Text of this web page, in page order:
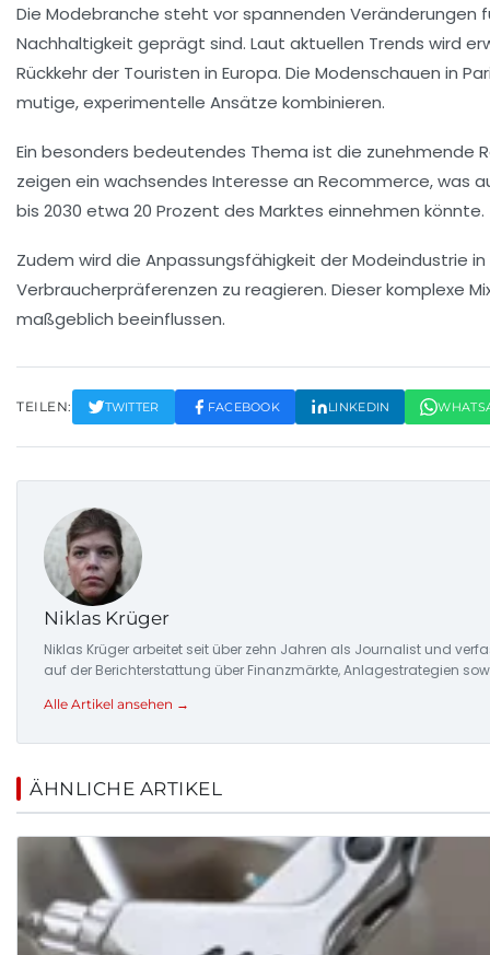
Die Modebranche steht vor spannenden Veränderungen
Nachhaltigkeit geprägt sind. Laut aktuellen Trends wird
Rückkehr der Touristen in Europa. Die Modenschauen in
mutige, experimentelle Ansätze kombinieren.
Ein besonders bedeutendes Thema ist die zunehmende
zeigen ein wachsendes Interesse an Recommerce, was
bis 2030 etwa 20 Prozent des Marktes einnehmen könnte.
Zudem wird die Anpassungsfähigkeit der Modeindustrie
Verbraucherpräferenzen zu reagieren. Dieser komplexe
maßgeblich beeinflussen.
TEILEN: TWITTER FACEBOOK LINKEDIN
Niklas Krüger
Niklas Krüger arbeitet seit über zehn Jahren als Journalist und
auf der Berichterstattung über Finanzmärkte, Anlagestrategien
Alle Artikel ansehen →
ÄHNLICHE ARTIKEL